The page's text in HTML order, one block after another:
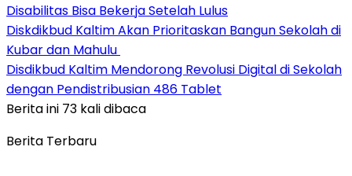
Disabilitas Bisa Bekerja Setelah Lulus
Diskdikbud Kaltim Akan Prioritaskan Bangun Sekolah di
Kubar dan Mahulu
Disdikbud Kaltim Mendorong Revolusi Digital di Sekolah
dengan Pendistribusian 486 Tablet
Berita ini 73 kali dibaca
Berita Terbaru